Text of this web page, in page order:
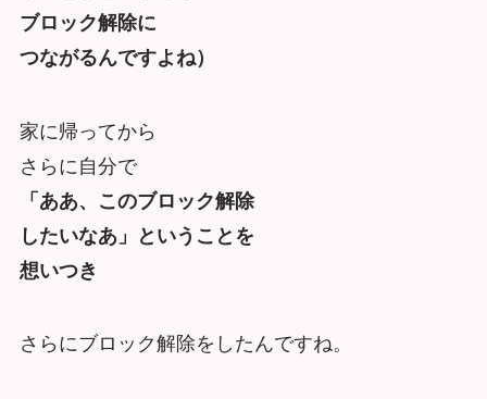
ブロック解除に
つながるんですよね）
家に帰ってから
さらに自分で
「ああ、このブロック解除
したいなあ」ということを
想いつき
さらにブロック解除をしたんですね。